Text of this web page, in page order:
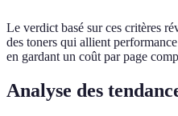
Le verdict basé sur ces critères
des toners qui allient
en gardant un coût par page
Analyse des